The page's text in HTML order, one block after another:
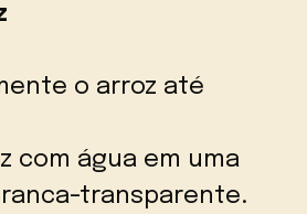
o arroz até
com água em uma
transparente.